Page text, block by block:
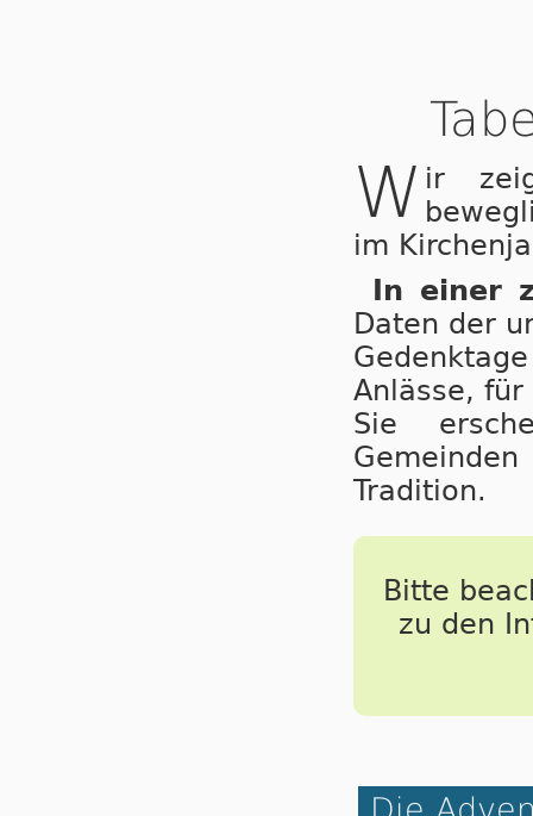
W ir
im
In einer
Daten der
Anlässe,
Sie
Tradition.
Bitte
zu den